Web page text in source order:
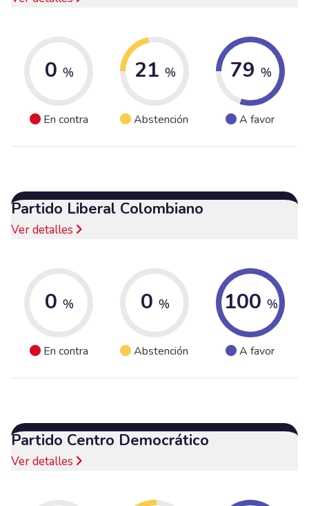
0 %
En contra
21 %
Abstención
79 %
A favor
Partido Liberal Colombiano
Ver detalles
0 %
En contra
0 %
Abstención
100 %
A favor
Partido Centro Democrático
Ver detalles